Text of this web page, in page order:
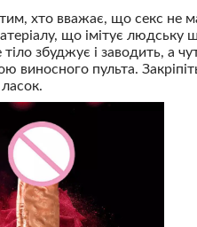
хто вважає, що секс не
що імітує людську
збуджує і заводить, а
виносного пульта.
ласок.